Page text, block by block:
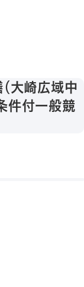
大崎広域中
件付一般競